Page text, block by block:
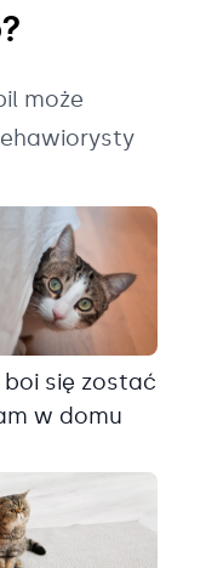
może
boi się zostać
w domu